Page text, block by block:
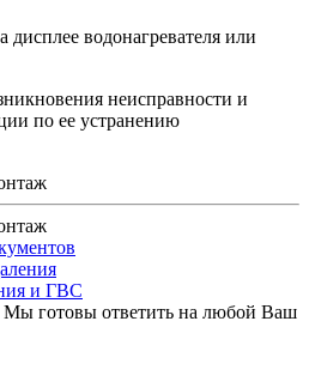
водонагревателя или
неисправности и
по ее устранению
и ГВС
Мы готовы ответить на любой Ваш